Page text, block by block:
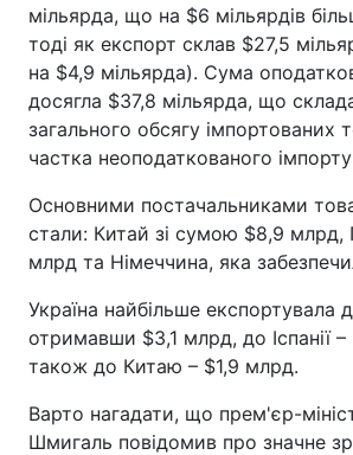
мільярда, що на $6 мільярдів
тоді як експорт склав $27,5
на $4,9 мільярда). Сума
досягла $37,8 мільярда, що
загального обсягу імпортованих
частка неоподаткованого
Основними постачальниками
стали: Китай зі сумою $8,9
млрд та Німеччина, яка
Україна найбільше експортувала
отримавши $3,1 млрд, до Іспанії
також до Китаю – $1,9 млрд.
Варто нагадати, що прем'єр-
Шмигаль повідомив про значне